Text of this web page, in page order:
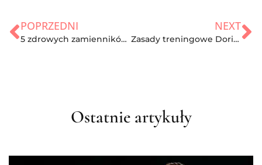
POPRZEDNI
5 zdrowych zamienników mięsa. Sprawdź co wybrać!
NEXT
Zasady treningowe Doriana Yatesa. Sprawdź na czym polegają!
Ostatnie artykuły